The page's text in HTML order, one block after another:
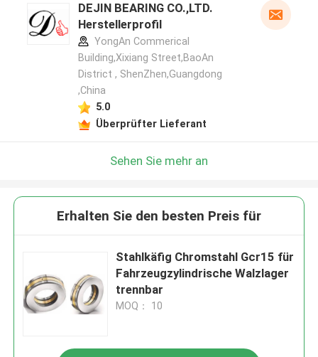
DEJIN BEARING CO.,LTD.
Herstellerprofil
YongAn Commerical
Building,Xixiang Street,BaoAn
District , ShenZhen,Guangdong
,China
5.0
Überprüfter Lieferant
Sehen Sie mehr an
Erhalten Sie den besten Preis für
Stahlkäfig Chromstahl Gcr15 für
Fahrzeugzylindrische Walzlager
trennbar
MOQ： 10